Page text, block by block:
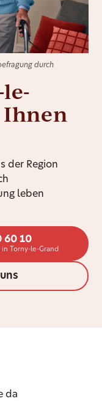
durch
Ihnen
der Region
leben
60 10
Torny-le-Grand
da